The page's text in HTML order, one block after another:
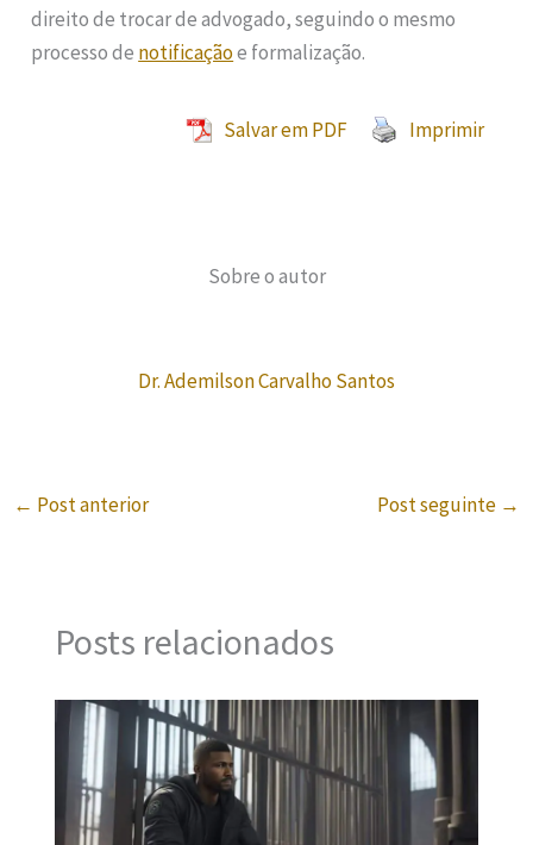
direito de trocar de advogado, seguindo o mesmo
processo de notificaçãoe formalização.
Salvar em PDF Imprimir
Sobre o autor
Dr. Ademilson Carvalho Santos
← Post anterior Post seguinte →
Posts relacionados